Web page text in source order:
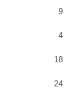
9
4
18
24